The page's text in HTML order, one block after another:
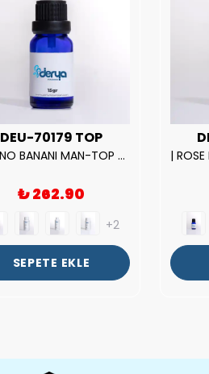
DEU-70179 TOP
| BRUNO BANANI MAN-TOP Kalite Erkek Parfüm Esansı.|
₺ 262.90
+2
SEPETE EKLE